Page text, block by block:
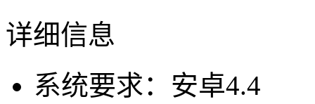
详细信息
系统要求：安卓4.4